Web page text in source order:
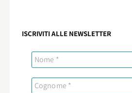
ISCRIVITI ALLE NEWSLETTER